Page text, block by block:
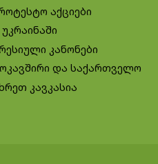
აქციები
კანონები
და საქართველო
კავკასია